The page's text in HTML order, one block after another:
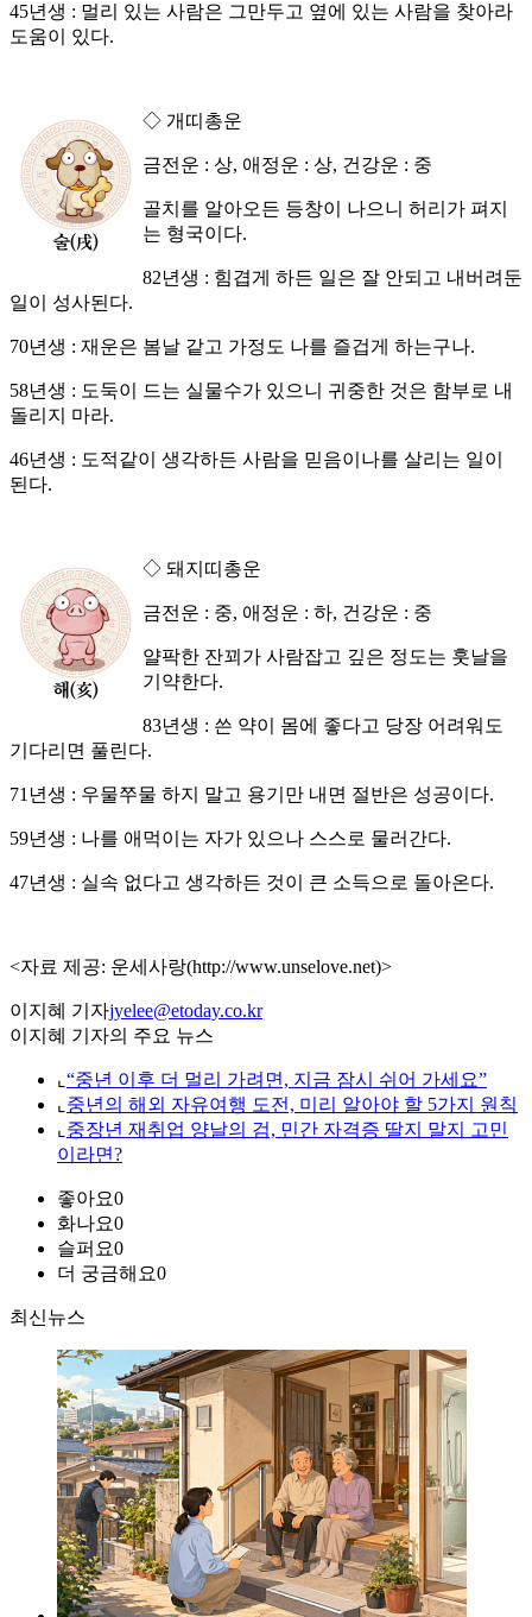
45년생 : 멀리 있는 사람은 그만두고 옆에 있는 사람을 찾아라
도움이 있다.
◇ 개띠총운
금전운 : 상, 애정운 : 상, 건강운 : 중
골치를 알아오든 등창이 나으니 허리가 펴지
는 형국이다.
82년생 : 힘겹게 하든 일은 잘 안되고 내버려둔
일이 성사된다.
70년생 : 재운은 봄날 같고 가정도 나를 즐겁게 하는구나.
58년생 : 도둑이 드는 실물수가 있으니 귀중한 것은 함부로 내
돌리지 마라.
46년생 : 도적같이 생각하든 사람을 믿음이나를 살리는 일이
된다.
◇ 돼지띠총운
금전운 : 중, 애정운 : 하, 건강운 : 중
얄팍한 잔꾀가 사람잡고 깊은 정도는 훗날을
기약한다.
83년생 : 쓴 약이 몸에 좋다고 당장 어려워도
기다리면 풀린다.
71년생 : 우물쭈물 하지 말고 용기만 내면 절반은 성공이다.
59년생 : 나를 애먹이는 자가 있으나 스스로 물러간다.
47년생 : 실속 없다고 생각하든 것이 큰 소득으로 돌아온다.
<자료 제공: 운세사랑(http://www.unselove.net)>
이지혜 기자jyelee@etoday.co.kr
이지혜 기자의 주요 뉴스
⌞ “중년 이후 더 멀리 가려면, 지금 잠시 쉬어 가세요”
⌞ 중년의 해외 자유여행 도전, 미리 알아야 할 5가지 원칙
⌞ 중장년 재취업 양날의 검, 민간 자격증 딸지 말지 고민
이라면?
좋아요0
화나요0
슬퍼요0
더 궁금해요0
최신뉴스